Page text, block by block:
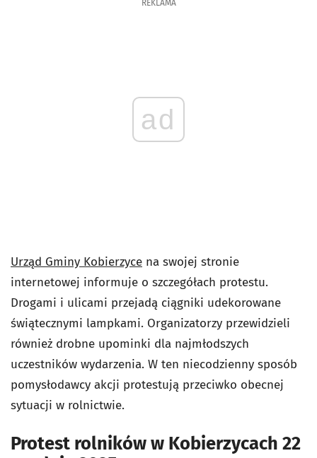
REKLAMA
ad
Urząd Gminy Kobierzyce na swojej stronie
internetowej informuje o szczegółach protestu.
Drogami i ulicami przejadą ciągniki udekorowane
świątecznymi lampkami. Organizatorzy przewidzieli
również drobne upominki dla najmłodszych
uczestników wydarzenia. W ten niecodzienny sposób
pomysłodawcy akcji protestują przeciwko obecnej
sytuacji w rolnictwie.
Protest rolników w Kobierzycach 22